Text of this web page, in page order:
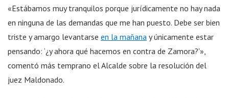
«Estábamos muy tranquilos porque jurídicamente no hay nada
en ninguna de las demandas que me han puesto. Debe ser bien
triste y amargo levantarse en la mañana y únicamente estar
pensando: ‘¿y ahora qué hacemos en contra de Zamora?'»,
comentó más temprano el Alcalde sobre la resolución del
juez Maldonado.